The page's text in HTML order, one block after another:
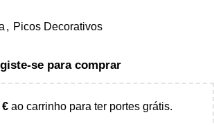
, Picos Decorativos
se para comprar
€ ao carrinho para ter portes grátis.